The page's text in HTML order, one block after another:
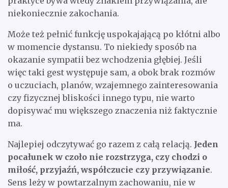
niekoniecznie zakochania.
Może też pełnić funkcję uspokajającą po kłótni albo
w momencie dystansu. To niekiedy sposób na
okazanie sympatii bez wchodzenia głębiej. Jeśli
więc taki gest występuje sam, a obok brak rozmów
o uczuciach, planów, wzajemnego zainteresowania
czy fizycznej bliskości innego typu, nie warto
dopisywać mu większego znaczenia niż faktycznie
ma.
Najlepiej odczytywać go razem z całą relacją. Jeden
pocałunek w czoło nie rozstrzyga, czy chodzi o
miłość, przyjaźń, współczucie czy przywiązanie.
Sens leży w powtarzalnym zachowaniu, nie w